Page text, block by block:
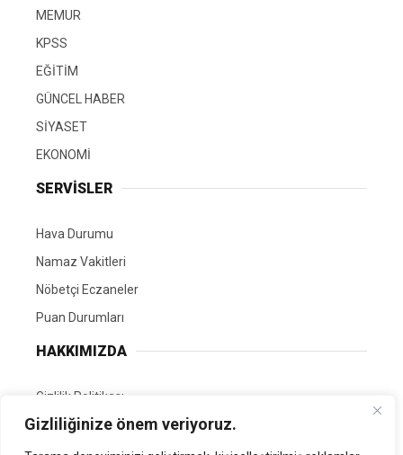
Gizliliğinize önem veriyoruz.
MEMUR
KPSS
EĞİTİM
GÜNCEL HABER
SİYASET
EKONOMİ
SERVİSLER
Hava Durumu
Namaz Vakitleri
Nöbetçi Eczaneler
Puan Durumları
HAKKIMIZDA
Gizlilik Politikası
GÖNÜLLÜ EDİTÖRÜMÜZ OL